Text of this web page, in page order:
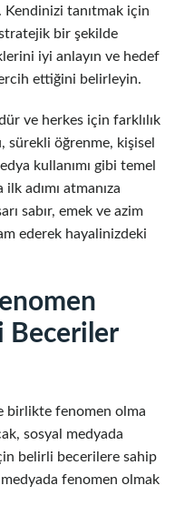
Kendinizi tanıtmak için
bir şekilde
iyi anlayın ve hedef
ettiğini belirleyin.
ve herkes için farklılık
öğrenme, kişisel
kullanımı gibi temel
adımı atmanıza
sabır, emek ve azim
ederek hayalinizdeki
Beceriler
birlikte fenomen olma
sosyal medyada
belirli becerilere sahip
fenomen olmak